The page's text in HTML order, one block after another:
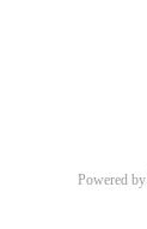
Powered by